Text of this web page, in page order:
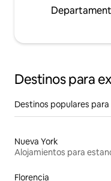
Destinos para
Destinos populares
Nueva York
Florencia